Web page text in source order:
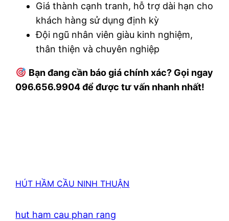
Giá thành cạnh tranh, hỗ trợ dài hạn cho
khách hàng sử dụng định kỳ
Đội ngũ nhân viên giàu kinh nghiệm,
thân thiện và chuyên nghiệp
Bạn đang cần báo giá chính xác? Gọi ngay
096.656.9904 để được tư vấn nhanh nhất!
HÚT HẦM CẦU NINH THUẬN
hut ham cau phan rang